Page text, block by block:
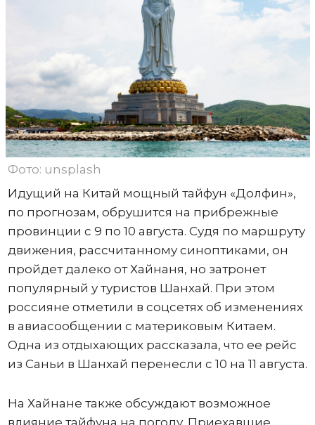
Фото: unsplash
Идущий на Китай мощный тайфун «Долфин»,
по прогнозам, обрушится на прибрежные
провинции с 9 по 10 августа. Судя по маршруту
движения, рассчитанному синоптиками, он
пройдет далеко от Хайнаня, но затронет
популярный у туристов Шанхай. При этом
россияне отметили в соцсетях об изменениях
в авиасообщении с материковым Китаем.
Одна из отдыхающих рассказала, что ее рейс
из Саньи в Шанхай перенесли с 10 на 11 августа.
На Хайнане также обсуждают возможное